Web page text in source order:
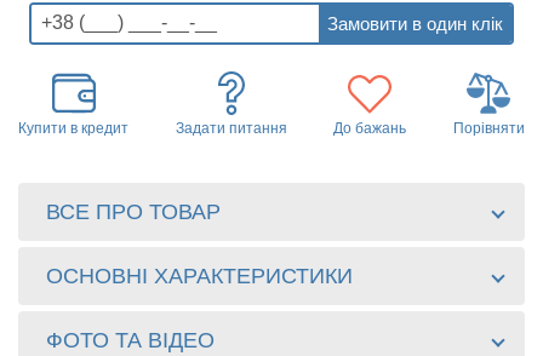
Купити в кредит Задати питання До бажань Порівняти
ВСЕ ПРО ТОВАР
ОСНОВНІ ХАРАКТЕРИСТИКИ
ФОТО ТА ВІДЕО